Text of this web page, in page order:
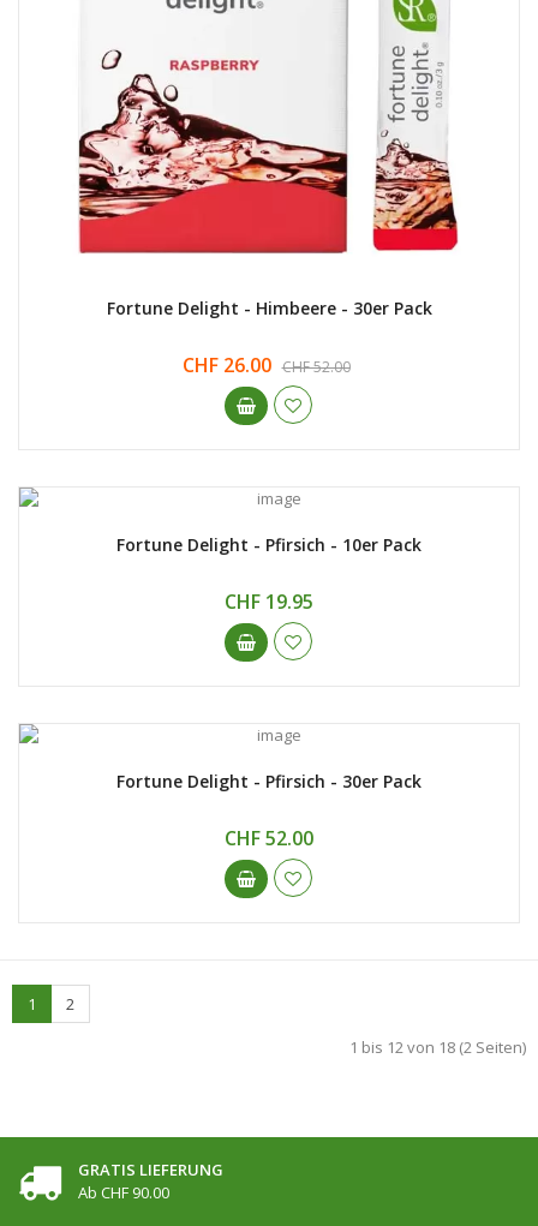
Fortune Delight - Himbeere - 30er Pack
CHF 26.00 CHF 52.00
Fortune Delight - Pfirsich - 10er Pack
CHF 19.95
Fortune Delight - Pfirsich - 30er Pack
CHF 52.00
1
2
1 bis 12 von 18 (2 Seiten)
GRATIS LIEFERUNG
Ab CHF 90.00